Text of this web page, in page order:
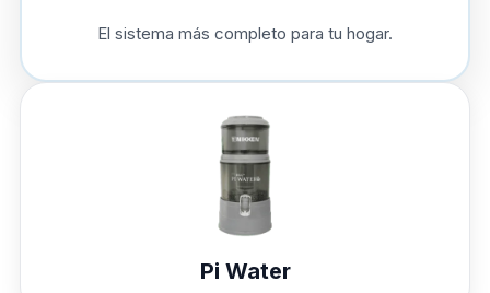
El sistema más completo para tu hogar.
Pi Water